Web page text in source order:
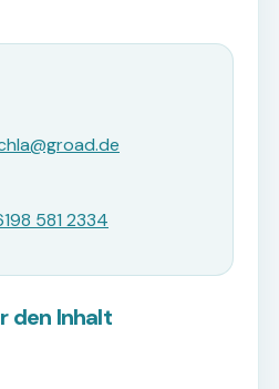
581 2334
den Inhalt